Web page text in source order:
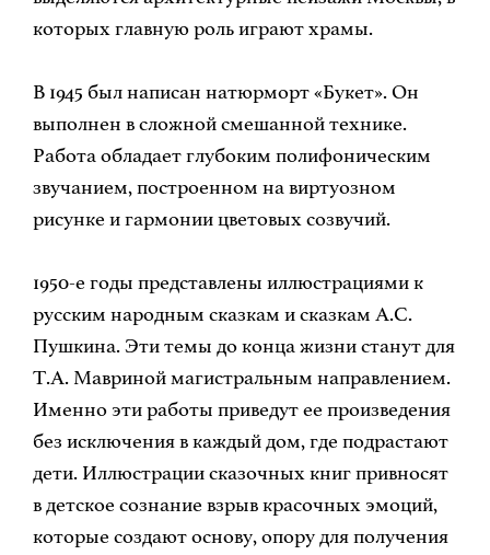
которых главную роль играют храмы.
В 1945 был написан натюрморт «Букет». Он
выполнен в сложной смешанной технике.
Работа обладает глубоким полифоническим
звучанием, построенном на виртуозном
рисунке и гармонии цветовых созвучий.
1950-е годы представлены иллюстрациями к
русским народным сказкам и сказкам А.С.
Пушкина. Эти темы до конца жизни станут для
Т.А. Мавриной магистральным направлением.
Именно эти работы приведут ее произведения
без исключения в каждый дом, где подрастают
дети. Иллюстрации сказочных книг привносят
в детское сознание взрыв красочных эмоций,
которые создают основу, опору для получения